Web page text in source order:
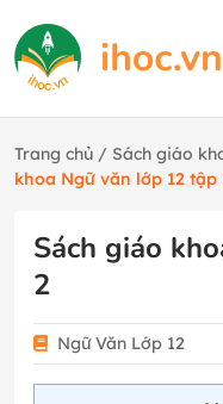
Trang chủ / Sách giáo
khoa Ngữ văn lớp 12 tập
Sách giáo
2
Ngữ Văn Lớp 12